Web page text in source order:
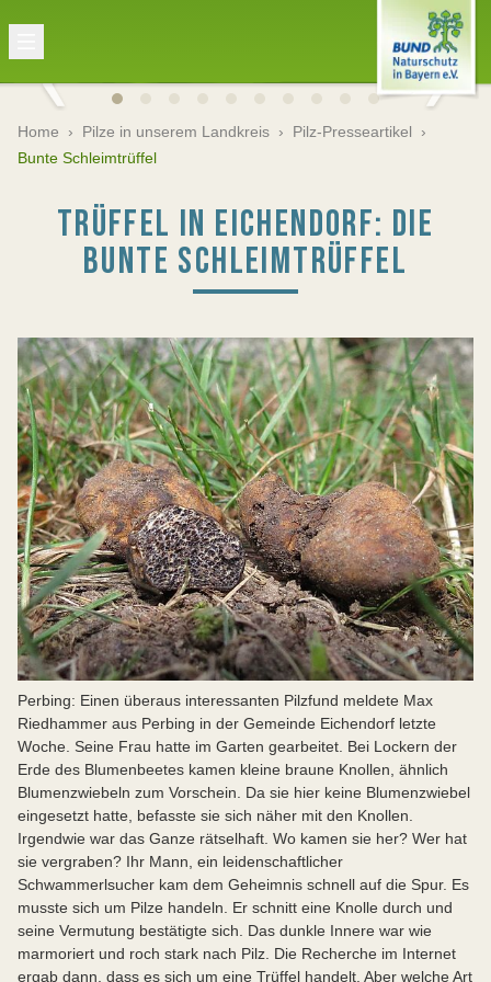
Home › Pilze in unserem Landkreis › Pilz-Presseartikel ›
Bunte Schleimtrüffel
TRÜFFEL IN EICHENDORF: DIE
BUNTE SCHLEIMTRÜFFEL
Perbing: Einen überaus interessanten Pilzfund meldete Max
Riedhammer aus Perbing in der Gemeinde Eichendorf letzte
Woche. Seine Frau hatte im Garten gearbeitet. Bei Lockern der
Erde des Blumenbeetes kamen kleine braune Knollen, ähnlich
Blumenzwiebeln zum Vorschein. Da sie hier keine Blumenzwiebel
eingesetzt hatte, befasste sie sich näher mit den Knollen.
Irgendwie war das Ganze rätselhaft. Wo kamen sie her? Wer hat
sie vergraben? Ihr Mann, ein leidenschaftlicher
Schwammerlsucher kam dem Geheimnis schnell auf die Spur. Es
musste sich um Pilze handeln. Er schnitt eine Knolle durch und
seine Vermutung bestätigte sich. Das dunkle Innere war wie
marmoriert und roch stark nach Pilz. Die Recherche im Internet
ergab dann, dass es sich um eine Trüffel handelt. Aber welche Art